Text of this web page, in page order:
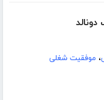
، موفقیت شغلی